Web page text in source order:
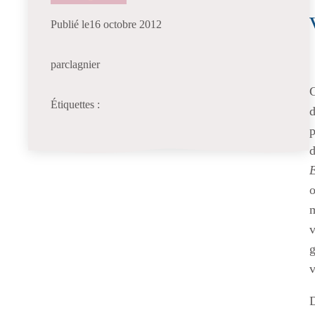
Publié le16 octobre 2012
parclagnier
Étiquettes :